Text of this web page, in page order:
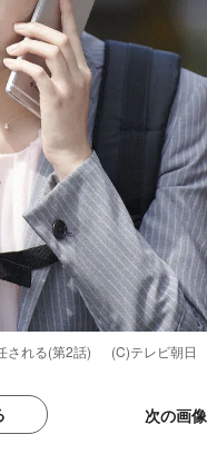
される(第2話) (C)テレビ朝日
次の画像